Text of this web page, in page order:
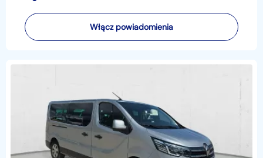
Włącz powiadomienia